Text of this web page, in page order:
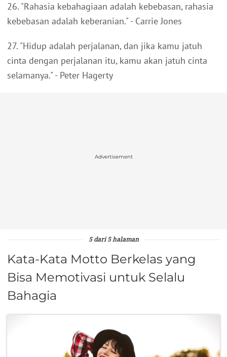
26. "Rahasia kebahagiaan adalah kebebasan, rahasia
kebebasan adalah keberanian." - Carrie Jones
27. "Hidup adalah perjalanan, dan jika kamu jatuh
cinta dengan perjalanan itu, kamu akan jatuh cinta
selamanya." - Peter Hagerty
Advertisement
5 dari 5 halaman
Kata-Kata Motto Berkelas yang
Bisa Memotivasi untuk Selalu
Bahagia